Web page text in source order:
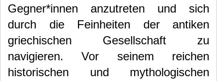
Gegner*innen anzutreten und sich
durch die Feinheiten der antiken
griechischen Gesellschaft zu
navigieren.Vor seinem reichen
historischen und mythologischen